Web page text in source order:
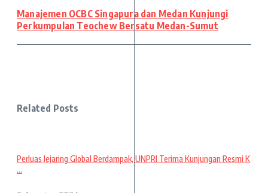
Manajemen OCBC Singapura dan Medan Kunjungi
Perkumpulan Teochew Bersatu Medan-Sumut
Related Posts
Perluas Jejaring Global Berdampak, UNPRI Terima Kunjungan Resmi K
...